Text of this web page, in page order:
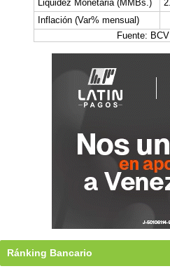
Liquidez Monetaria (MMBs.)
Inflación (Var% mensual)
Fuente:
Ránking Bancario